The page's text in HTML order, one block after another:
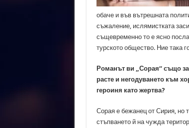
обаче и във вътрешната
съжаление, ислямистката
същевременно то е ясно
турското общество. Ние така
Романът ви „Сорая“ също
расте и негодуването към
героиня като жертва?
Сорая е бежанец от Сирия, но
стъпването й на чужда